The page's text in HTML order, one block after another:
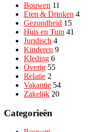
Bouwen 11
Eten & Drinken 4
Gezondheid 15
Huis en Tuin 41
Juridisch 4
Kinderen 9
Kleding 6
Overig 55
Relatie 2
Vakantie 54
Zakelijk 20
Categorieën